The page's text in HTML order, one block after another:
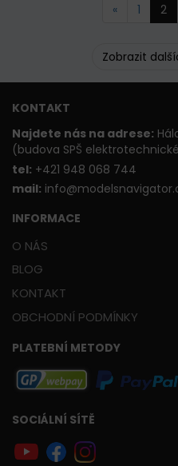
« 1 2
Zobrazit
KONTAKT
Najdete nás na adrese:
(budova SPŠ
tel: +421 948 068 744
mail:
INFORMACE
O NÁS
BLOG
KONTAKT
OBCHODNÍ PODMÍNKY
PLATEBNÍ METODY
SOCIÁLNÍ SÍTĚ